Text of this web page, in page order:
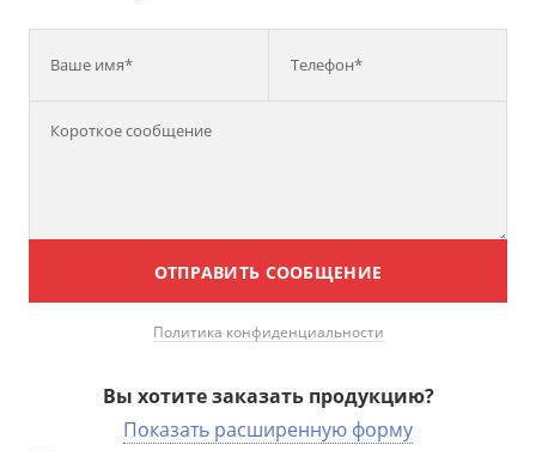
Ваше имя* Телефон*
ОТПРАВИТЬ СООБЩЕНИЕ
Вы хотите заказать продукцию?
Показать расширенную форму
Политика конфиденциальности